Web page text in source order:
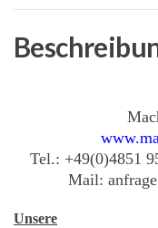
La:1562,
Tel.: +49(0)4851
Mail:
Unsere